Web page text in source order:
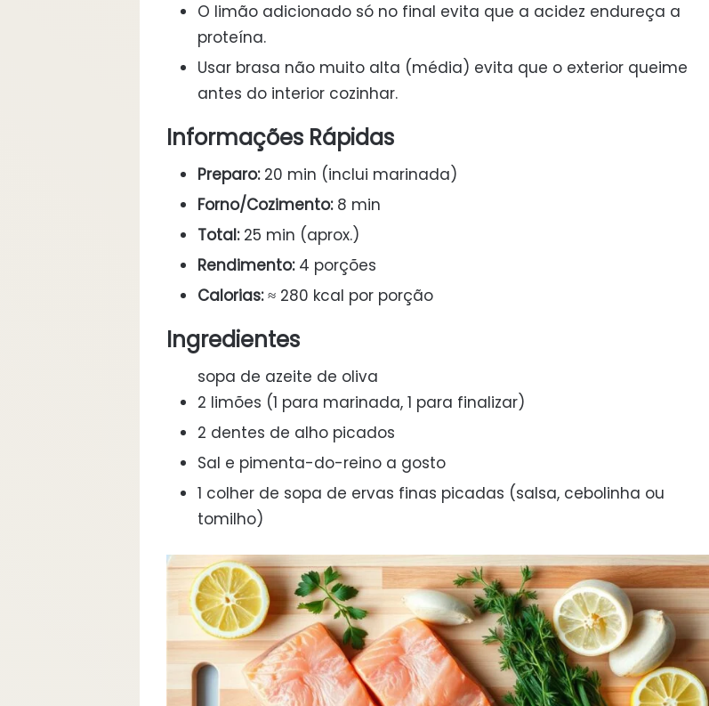
O limão adicionado só no final evita que a acidez endureça a
proteína.
Usar brasa não muito alta (média) evita que o exterior queime
antes do interior cozinhar.
Informações Rápidas
Preparo:20 min (inclui marinada)
Forno/Cozimento:8 min
Total:25 min (aprox.)
Rendimento:4 porções
Calorias:≈ 280 kcal por porção
Ingredientes
sopa de azeite de oliva
2 limões (1 para marinada, 1 para finalizar)
2 dentes de alho picados
Sal e pimenta-do-reino a gosto
1 colher de sopa de ervas finas picadas (salsa, cebolinha ou
tomilho)